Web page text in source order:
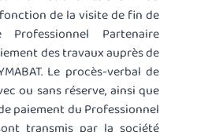
de la visite de fin de
Professionnel Partenaire
des travaux auprès de
Le procès-verbal de
ou sans réserve, ainsi que
paiement du Professionnel